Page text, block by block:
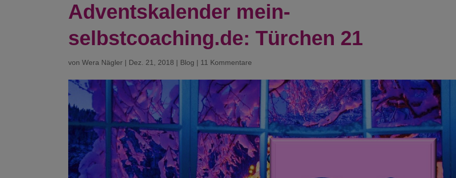
Adventskalender mein-
selbstcoaching.de: Türchen 21
vonWera Nägler | Dez. 21, 2018 | Blog | 11 Kommentare